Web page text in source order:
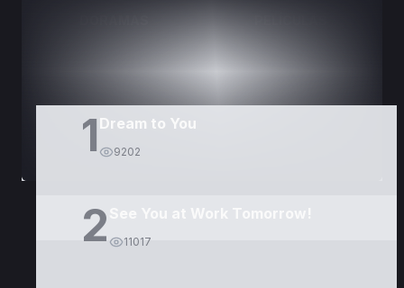
1 Dream to You
9202
2 11017